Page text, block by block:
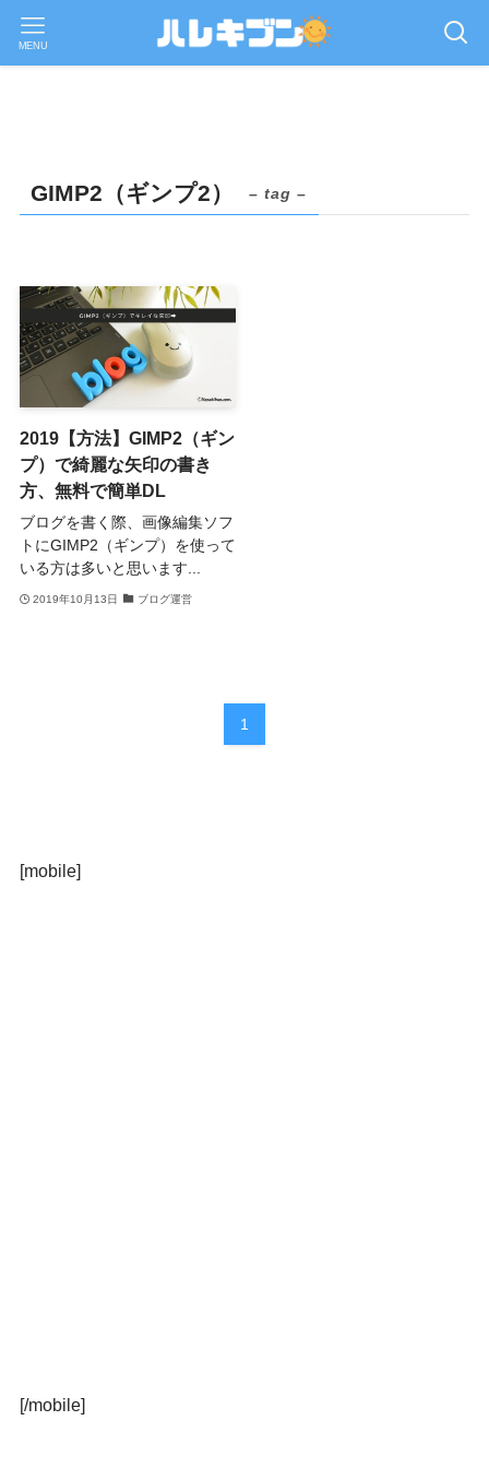
MENU
GIMP2（ギンプ2） – tag –
2019【方法】GIMP2（ギン
プ）で綺麗な矢印の書き
方、無料で簡単DL
ブログを書く際、画像編集ソフ
トにGIMP2（ギンプ）を使って
いる方は多いと思います...
2019年10月13日 ブログ運営
1
[mobile]
[/mobile]